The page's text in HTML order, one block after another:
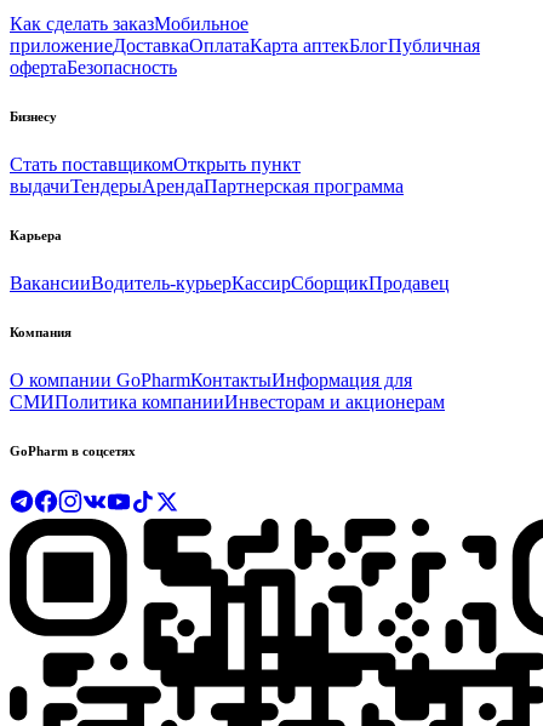
Как сделать заказМобильное
приложениеДоставкаОплатаКарта аптекБлогПубличная
офертаБезопасность
Бизнесу
Стать поставщикомОткрыть пункт
выдачиТендерыАрендаПартнерская программа
Карьера
ВакансииВодитель-курьерКассирСборщикПродавец
Компания
О компании GoPharmКонтактыИнформация для
СМИПолитика компанииИнвесторам и акционерам
GoPharm в соцсетях